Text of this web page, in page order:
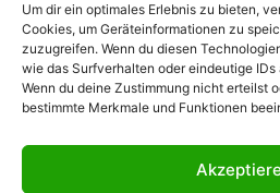
Um dir ein optimales Erlebnis zu bieten,
Cookies, um Geräteinformationen zu
zuzugreifen. Wenn du diesen
wie das Surfverhalten oder eindeutige
Wenn du deine Zustimmung nicht erteilst
bestimmte Merkmale und Funktionen